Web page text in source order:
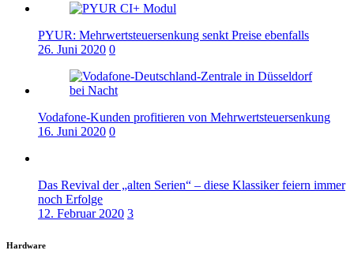
PYUR: Mehrwertsteuersenkung senkt Preise ebenfalls
26. Juni 2020 0
Vodafone-Kunden profitieren von Mehrwertsteuersenkung
16. Juni 2020 0
Das Revival der „alten Serien“ – diese Klassiker feiern immer
noch Erfolge
12. Februar 2020 3
Hardware